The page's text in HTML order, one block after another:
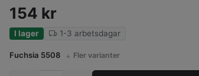
154 kr
I lager 1-3 arbetsdagar
Fuchsia 5508 Fler varianter